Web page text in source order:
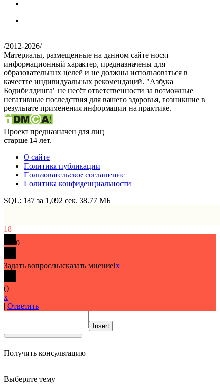
/2012-2026/
Материалы, размещенные на данном сайте носят
информационный характер, предназначены для
образовательных целей и не должны использоваться в
качестве индивидуальных рекомендаций. "Азбука
Бодибилдинга" не несёт ответственности за возможные
негативные последствия для вашего здоровья, возникшие в
результате применения информации на практике.
Проект предназначен для лиц
старше 14 лет.
О сайте
Политика публикации
Пользовательское соглашение
Политика конфиденциальности
SQL: 187 за 1,092 сек. 38.77 МБ
18
0
Задать вопрос/высказать мнение!x
()
x
| Ответить
Insert
Получить консультацию
Выберите тему